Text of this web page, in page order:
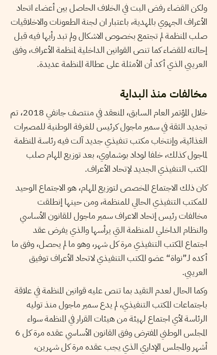
ولكن القضاء رفض البت في الخلاف الحاصل بين أعضاء اتحاد
الأعراف الجهوي بالمهدية، باعتبار ان لجنة الطعونات والاخلاقيات
صلب المنظمة لم تجتمع بخصوص الاشكال ولم تبد رأيها فيه قبل
إحالته للقضاء كما تنص القوانين الداخلية لمنظمة الأعراف، وفق
العريبي الذي أكد أن الأمثلة على عطالة المنظمة عديدة.
مخالفات منذ البداية
خلال المؤتمر العام السابق، المنعقد في منتصف جانفي 2018، تم
تجديد الثقة في سمير ماجول كرئيس للغرفة الوطنية للمصبرات
الغذائية، وإنتخاب مكتب تنفيذي جديد آلت فيه رئاسة المنظمة
لماجول كذلك، خلفا لوداد بوشماوي، بعد توزيع المهام صلب
المكتب التنفيذي الجديد لإتحاد الأعراف.
كان ذلك الاجتماع المخصص لتوزيع المهام، هو الاجتماع الوحيد
للمكتب التنفيذي الحالي للمنظمة، ومن حينها إنطلقت
مخالفات رئيس إتحاد الاعراف سمير ماجول للقانون الأساسي
والنظام الداخلي للمنظمة التي يرأسها والذي يفرض عقد
اجتماع المكتب التنفيذي مرة كل شهر، وهو ما لم يحصل، وفق ما
أكده لـ”نواة“ عضو المكتب التنفيذي لاتحاد الأعراف توفيق
العريبي.
وكما الحال لعدم التقيد بما تنص عليه قوانين المنظمة في علاقة
باجتماعات المكتب التنفيذي، لم يدع سمير ماجول منذ توليه
الرئاسة لأي اجتماع لهيئة من هيئات القرار في المنظمة سواء
المجلس الوطني المفترض وفق القانون الأساسي عقده مرة كل 6
أشهر والمجلس الإداري الذي يجب عقده مرة كل شهرين،